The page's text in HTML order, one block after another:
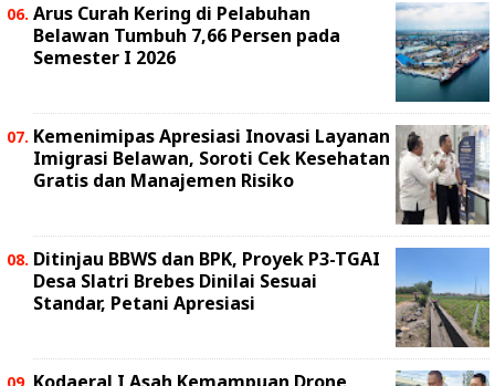
Arus Curah Kering di Pelabuhan
Belawan Tumbuh 7,66 Persen pada
Semester I 2026
Kemenimipas Apresiasi Inovasi Layanan
Imigrasi Belawan, Soroti Cek Kesehatan
Gratis dan Manajemen Risiko
Ditinjau BBWS dan BPK, Proyek P3-TGAI
Desa Slatri Brebes Dinilai Sesuai
Standar, Petani Apresiasi